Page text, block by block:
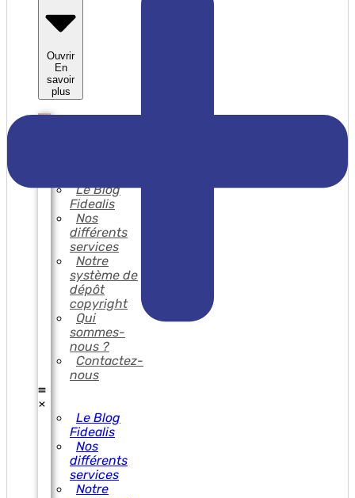
Ouvrir
En
savoir
plus
Le Blog
Fidealis
Nos
différents
services
Notre
système de
dépôt
copyright
Qui
sommes-
nous ?
Contactez-
nous
Le Blog
Fidealis
Nos
différents
services
Notre